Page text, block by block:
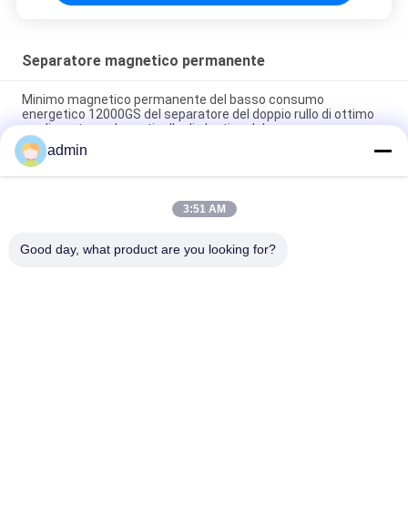
Separatore magnetico permanente
Minimo magnetico permanente del basso consumo
energetico 12000GS del separatore del doppio rullo di ottimo
rendimento per la particella di plastica del quarzo
Separatore magnetico dei residui di Rod del separatore
magnetico permanente del nastro trasportatore
Tipo di cassetto Magnetico con bastoncini ad alto campo
admin
3:51 AM
Good day, what product are you looking for?